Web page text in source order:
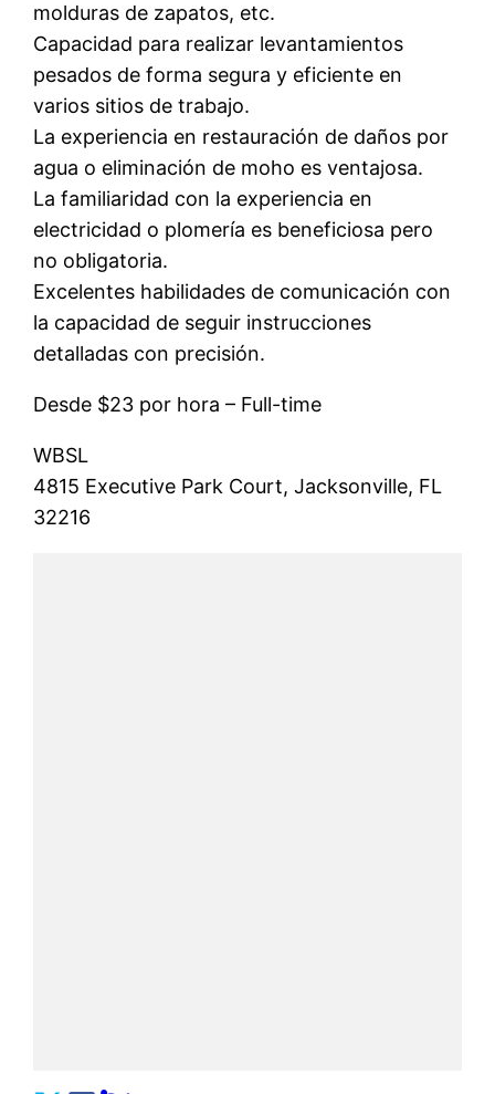
molduras de zapatos, etc.
Capacidad para realizar levantamientos
pesados ​​de forma segura y eficiente en
varios sitios de trabajo.
La experiencia en restauración de daños por
agua o eliminación de moho es ventajosa.
La familiaridad con la experiencia en
electricidad o plomería es beneficiosa pero
no obligatoria.
Excelentes habilidades de comunicación con
la capacidad de seguir instrucciones
detalladas con precisión.
Desde $23 por hora – Full-time
WBSL
4815 Executive Park Court, Jacksonville, FL
32216